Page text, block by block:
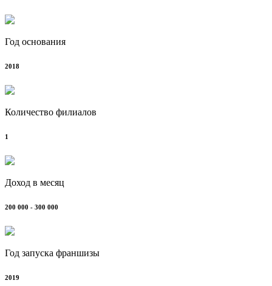
Год основания
2018
Количество филиалов
1
Доход в месяц
200 000 - 300 000
Год запуска франшизы
2019